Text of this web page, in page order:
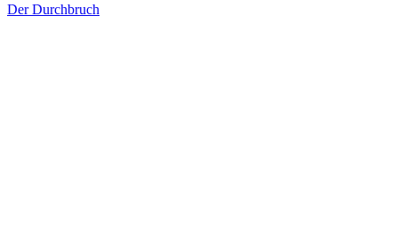
Der Durchbruch